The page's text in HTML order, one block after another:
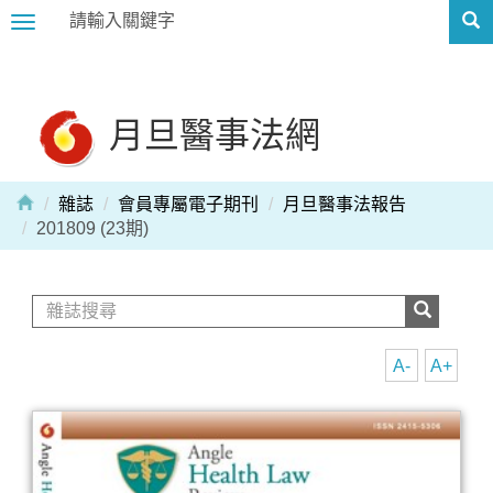
Toggle
月旦醫事法網
雜誌 會員專屬電子期刊
月旦醫事法報告
201809 (23期)
A+
A-